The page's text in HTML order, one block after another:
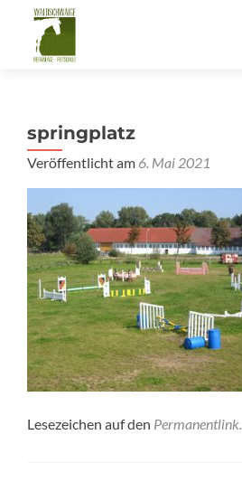
springplatz
Veröffentlicht am 6. Mai 2021
Lesezeichen auf den Permanentlink.